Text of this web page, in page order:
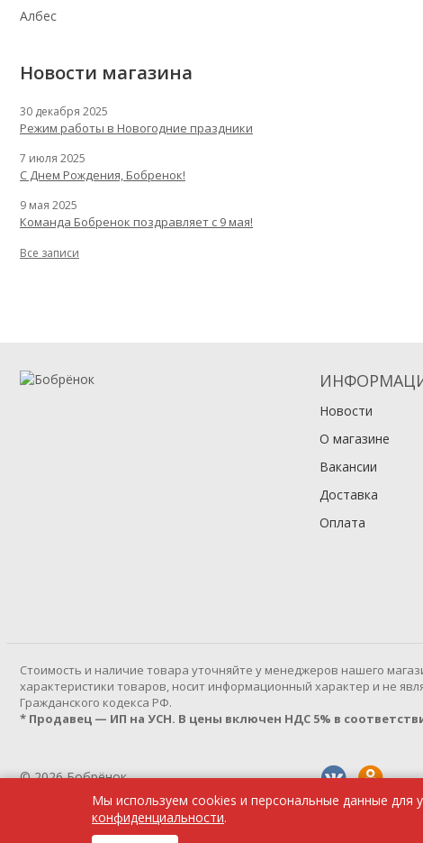
Албес
Новости магазина
30 декабря 2025
Режим работы в Новогодние праздники
7 июля 2025
С Днем Рождения, Бобренок!
9 мая 2025
Команда Бобренок поздравляет с 9 мая!
Все записи
Новости
О магазине
Вакансии
Доставка
Оплата
Мы используем cookies и персональные данные для
конфиденциальности.
Cтоимость и наличие товара уточняйте у менеджеров нашего
характеристики товаров, носит информационный характер и не
Гражданского кодекса РФ.
* Продавец — ИП на УСН. В цены включен НДС 5% в
© 2026 Бобрёнок
Политика конфиденциальности